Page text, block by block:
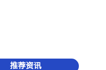
推荐资讯